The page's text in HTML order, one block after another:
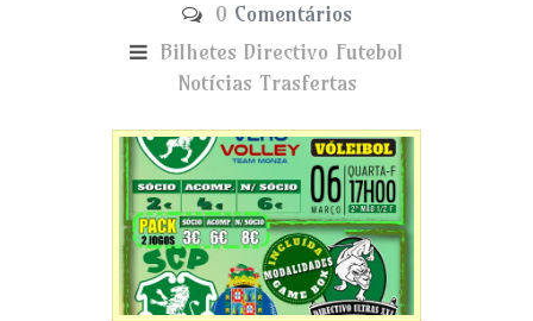
0 Comentários
Bilhetes Directivo Futebol
Notícias Trasfertas